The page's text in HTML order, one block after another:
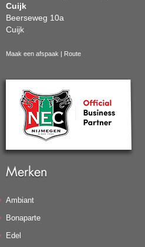
Cuijk
Beerseweg 10a
Cuijk
Maak een afspaak | Route
Merken
Ambiant
Bonaparte
Edel